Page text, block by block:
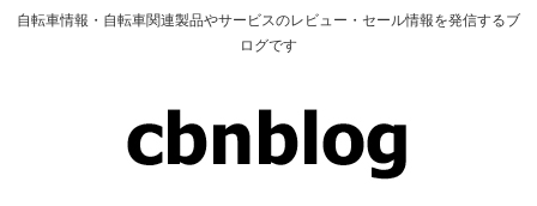
自転車情報・自転車関連製品やサービスのレビュー・セール情報を発信するブ
ログです